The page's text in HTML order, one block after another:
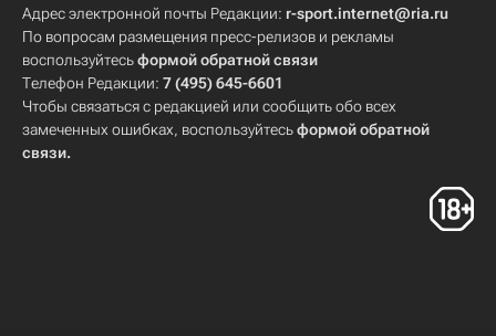
Адрес электронной почты Редакции: r-sport.internet@ria.ru
По вопросам размещения пресс-релизов и рекламы
воспользуйтесьформой обратной связи
Телефон Редакции: 7 (495) 645-6601
Чтобы связаться с редакцией или сообщить обо всех
замеченных ошибках, воспользуйтесьформой обратной
связи.